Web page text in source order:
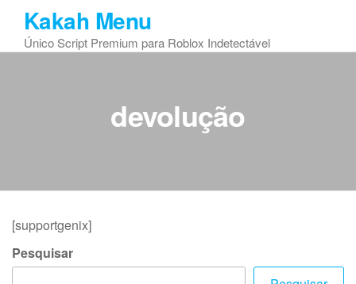
the
Kakah Menu
Único Script Premium para Roblox Indetectável
devolução
[supportgenix]
Pesquisar